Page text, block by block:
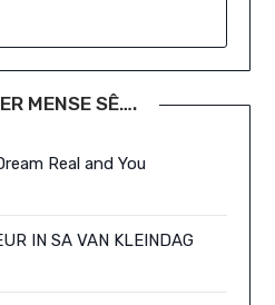
MENSE SÊ….
Real and You
IN SA VAN KLEINDAG